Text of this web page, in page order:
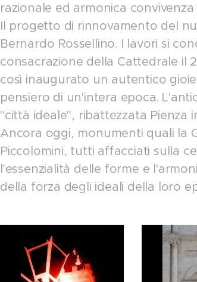
razionale ed armonica
Il progetto di rinnovamento del
Bernardo Rossellino. I lavori si
consacrazione della Cattedrale il
così inaugurato un autentico
pensiero di un'intera epoca.
"città ideale", ribattezzata Pienza
Ancora oggi, monumenti quali la
Piccolomini, tutti affacciati sulla
l'essenzialità delle forme e
della forza degli ideali della loro